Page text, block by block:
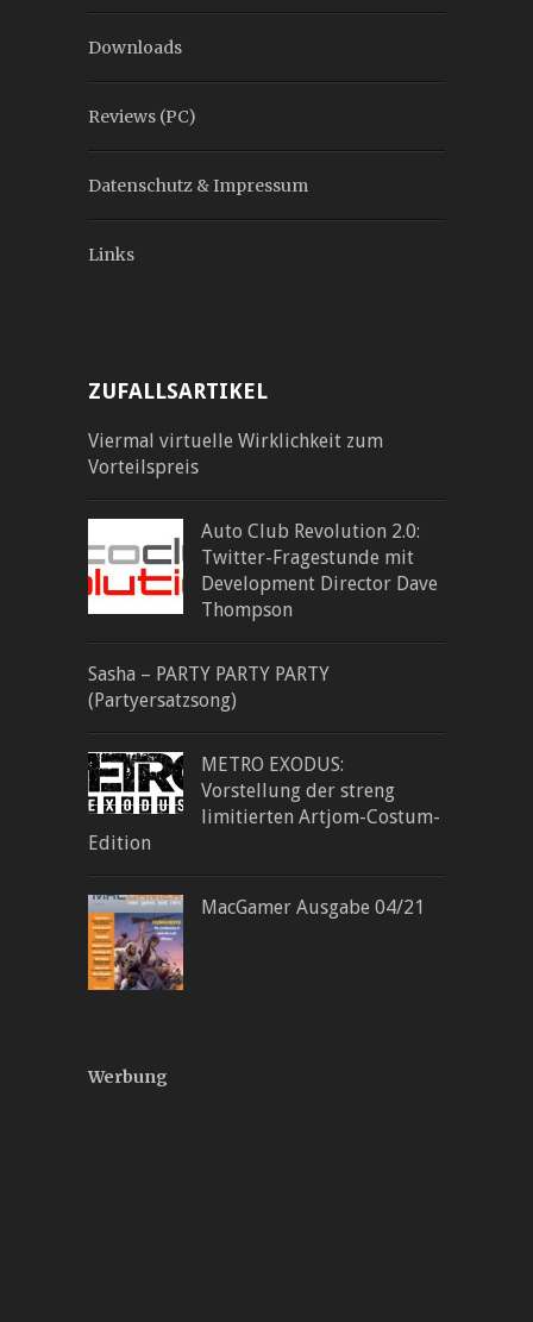
Downloads
Reviews (PC)
Datenschutz & Impressum
Links
ZUFALLSARTIKEL
Viermal virtuelle Wirklichkeit zum
Vorteilspreis
Auto Club Revolution 2.0:
Twitter-Fragestunde mit
Development Director Dave
Thompson
Sasha – PARTY PARTY PARTY
(Partyersatzsong)
METRO EXODUS:
Vorstellung der streng
limitierten Artjom-Costum-
Edition
MacGamer Ausgabe 04/21
Werbung